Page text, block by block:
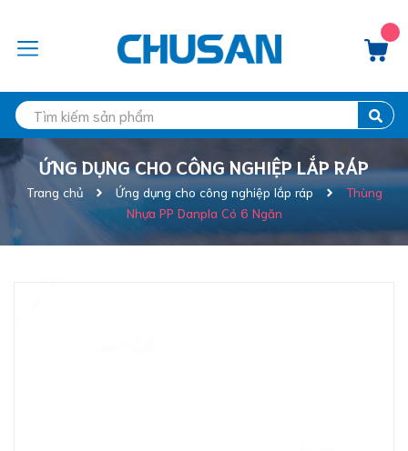
ỨNG DỤNG CHO CÔNG NGHIỆP LẮP RÁP
Trang chủ Ứng dụng cho công nghiệp lắp ráp
Thùng
Nhựa PP Danpla Có 6 Ngăn